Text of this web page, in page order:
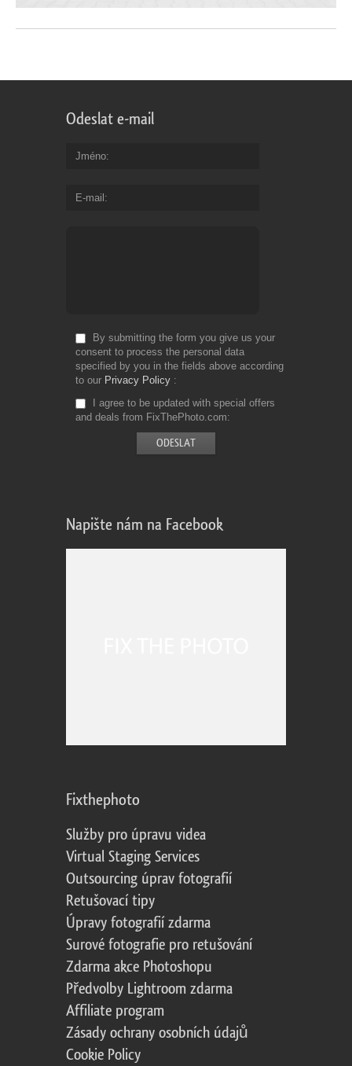
Odeslat e-mail
Jméno
E-mail
By submitting the form you give us your
consent to process the personal data
specified by you in the fields above according
to our Privacy Policy
I agree to be updated with special offers
and deals from FixThePhoto.com
Napište nám na Facebook
Fixthephoto
Služby pro úpravu videa
Virtual Staging Services
Outsourcing úprav fotografií
Retušovací tipy
Úpravy fotografií zdarma
Surové fotografie pro retušování
Zdarma akce Photoshopu
Předvolby Lightroom zdarma
Affiliate program
Zásady ochrany osobních údajů
Cookie Policy